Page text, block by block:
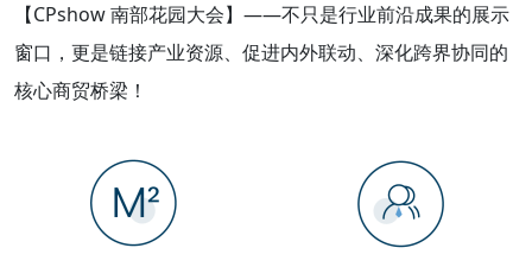
【CPshow 南部花园大会】——不只是行业前沿成果的展示
窗口，更是链接产业资源、促进内外联动、深化跨界协同的
核心商贸桥梁！